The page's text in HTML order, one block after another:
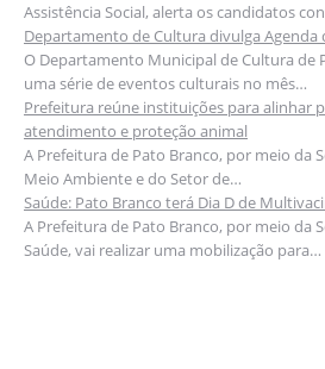
Assistência Social, alerta os candidatos
Departamento de Cultura divulga Agenda
O Departamento Municipal de Cultura de
uma série de eventos culturais no mês…
Prefeitura reúne instituições para alinhar
atendimento e proteção animal
A Prefeitura de Pato Branco, por meio da
Meio Ambiente e do Setor de…
Saúde: Pato Branco terá Dia D de
A Prefeitura de Pato Branco, por meio da
Saúde, vai realizar uma mobilização para…